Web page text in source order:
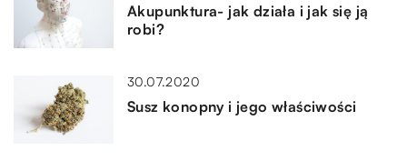
Akupunktura- jak działa i jak się ją
robi?
30.07.2020
Susz konopny i jego właściwości